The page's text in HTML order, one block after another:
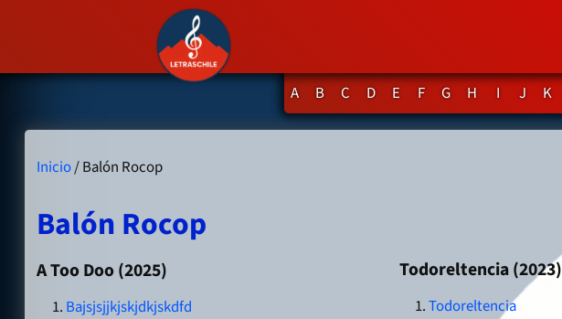
A B C D E F G H I J K
Inicio/ Balón Rocop
Balón Rocop
A Too Doo (2025)
Bajsjsjjkjskjdkjskdfd
Todoreltencia (2023)
Todoreltencia